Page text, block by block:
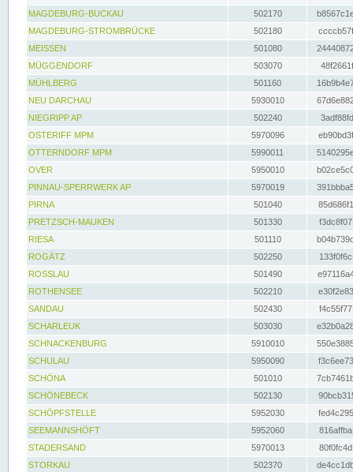
MAGDEBURG-BUCKAU
502170
MAGDEBURG-STROMBRÜCKE
502180
MEISSEN
501080
MÜGGENDORF
503070
MÜHLBERG
501160
NEU DARCHAU
5930010
NIEGRIPP AP
502240
OSTERIFF MPM
5970096
OTTERNDORF MPM
5990011
OVER
5950010
PINNAU-SPERRWERK AP
5970019
PIRNA
501040
PRETZSCH-MAUKEN
501330
RIESA
501110
ROGÄTZ
502250
ROSSLAU
501490
ROTHENSEE
502210
SANDAU
502430
SCHARLEUK
503030
SCHNACKENBURG
5910010
SCHULAU
5950090
SCHÖNA
501010
SCHÖNEBECK
502130
SCHÖPFSTELLE
5952030
SEEMANNSHÖFT
5952060
STADERSAND
5970013
STORKAU
502370